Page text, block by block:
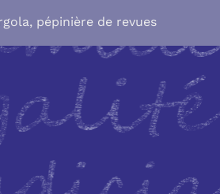
pépinière de revues